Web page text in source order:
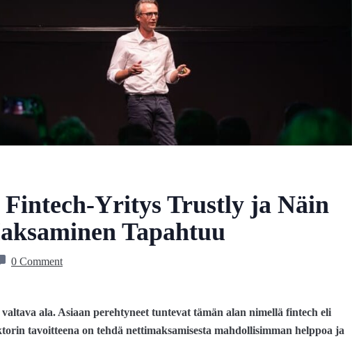
Yritys Trustly ja Näin
Tapahtuu
0 Comment
ala. Asiaan perehtyneet tuntevat tämän alan nimellä fintech eli
tavoitteena on tehdä nettimaksamisesta mahdollisimman helppoa ja